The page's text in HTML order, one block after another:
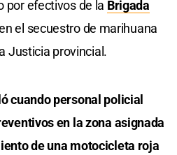
por efectivos de la Brigada
el secuestro de marihuana
Justicia provincial.
cuando personal policial
en la zona asignada
de una motocicleta roja